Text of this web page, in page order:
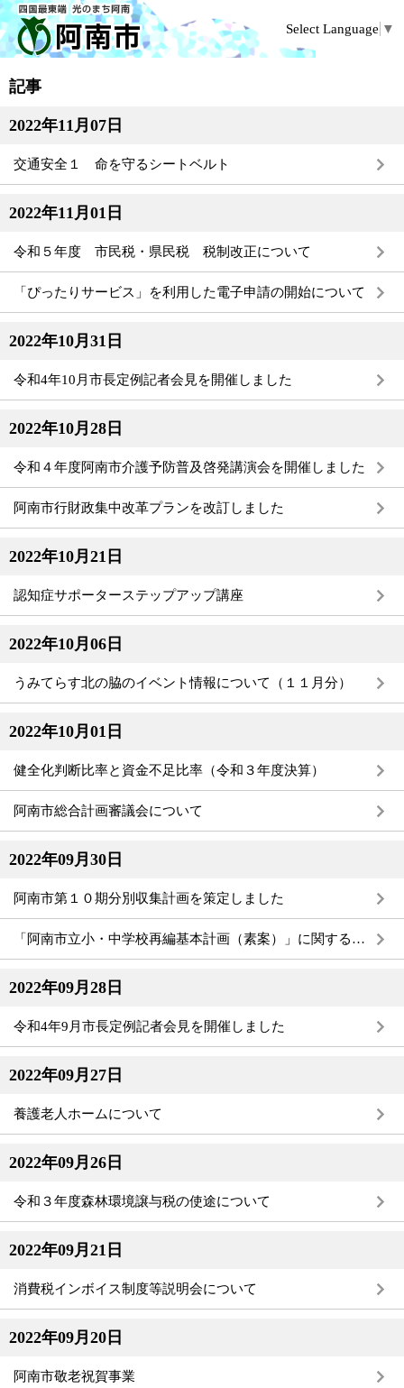
Select Language ▼
記事
2022年11月07日
交通安全１ 命を守るシートベルト
2022年11月01日
令和５年度 市民税・県民税 税制改正について
「ぴったりサービス」を利用した電子申請の開始について
2022年10月31日
令和4年10月市長定例記者会見を開催しました
2022年10月28日
令和４年度阿南市介護予防普及啓発講演会を開催しました
阿南市行財政集中改革プランを改訂しました
2022年10月21日
認知症サポーターステップアップ講座
2022年10月06日
うみてらす北の脇のイベント情報について（１１月分）
2022年10月01日
健全化判断比率と資金不足比率（令和３年度決算）
阿南市総合計画審議会について
2022年09月30日
阿南市第１０期分別収集計画を策定しました
「阿南市立小・中学校再編基本計画（素案）」に関するパブリックコメント（意見募集）の実施結果について
2022年09月28日
令和4年9月市長定例記者会見を開催しました
2022年09月27日
養護老人ホームについて
2022年09月26日
令和３年度森林環境譲与税の使途について
2022年09月21日
消費税インボイス制度等説明会について
2022年09月20日
阿南市敬老祝賀事業